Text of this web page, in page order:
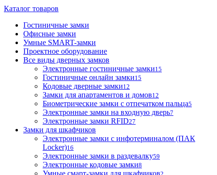
Каталог товаров
Гостиничные замки
Офисные замки
Умные SMART-замки
Проектное оборудование
Все виды дверных замков
Электронные гостиничные замки15
Гостиничные онлайн замки15
Кодовые дверные замки12
Замки для апартаментов и домов12
Биометрические замки с отпечатком пальца5
Электронные замки на входную дверь7
Электронные замки RFID27
Замки для шкафчиков
Электронные замки с инфотерминалом (ПАК
Locker)16
Электронные замки в раздевалку59
Электронные кодовые замки8
Умные смарт-замки для шкафчиков